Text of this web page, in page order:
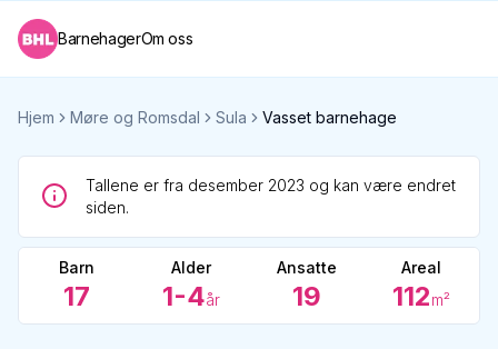
BarnehagerOm oss
Hjem Møre og Romsdal Sula Vasset barnehage
Tallene er fra desember 2023 og kan være endret
siden.
Barn
17
Alder
1-4år
Ansatte
19
Areal
112m²